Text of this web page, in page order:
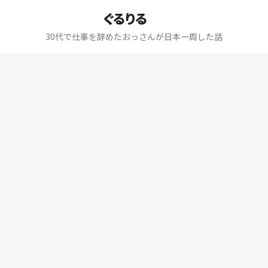
ぐるりる
30代で仕事を辞めたおっさんが日本一周した話